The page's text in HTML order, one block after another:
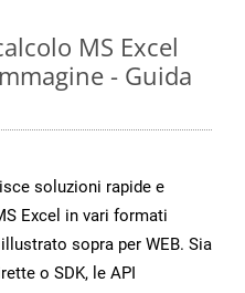
MS Excel
- Guida
soluzioni rapide e
Excel in vari formati
sopra per WEB. Sia
o SDK, le API